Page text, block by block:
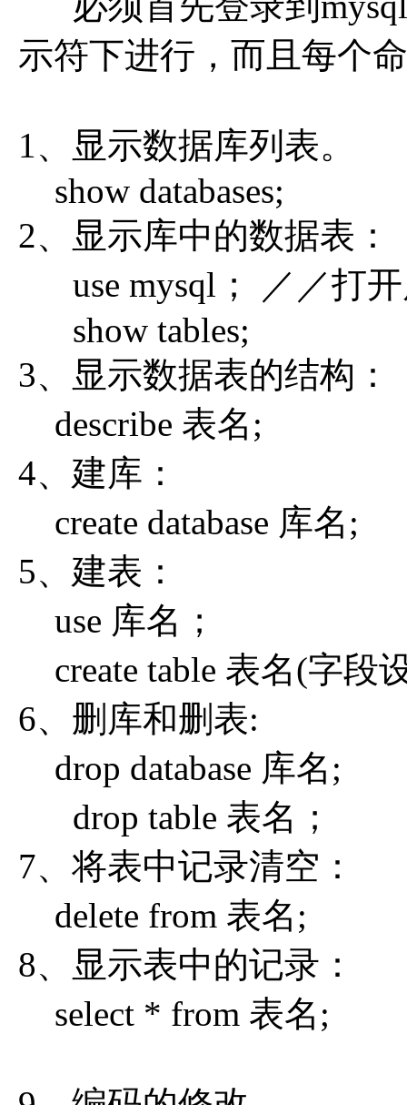
示符下进行，而且每个
1、显示数据库列表。
show databases;
2、显示库中的数据表：
use mysql； ／／打
show tables;
3、显示数据表的结构：
describe 表名;
4、建库：
create database 库名;
5、建表：
use 库名；
create table 表名(字段
6、删库和删表:
drop database 库名;
drop table 表名；
7、将表中记录清空：
delete from 表名;
8、显示表中的记录：
select * from 表名;